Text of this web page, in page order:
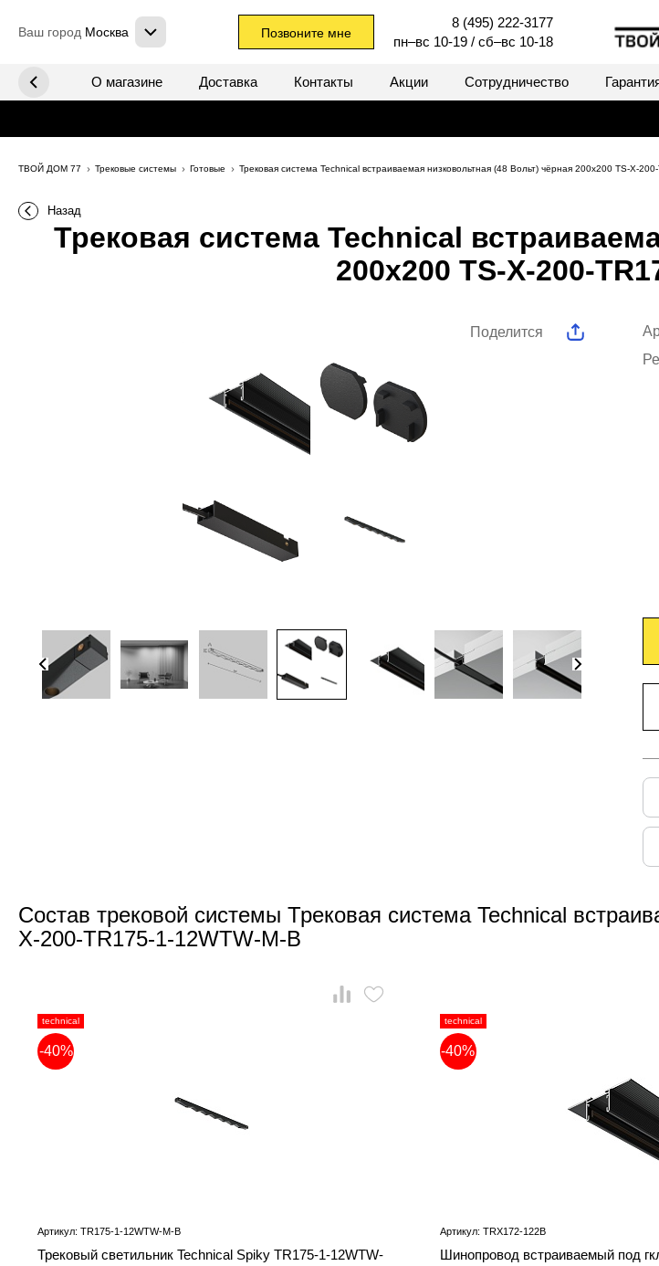
Ваш город Москва Позвоните мне
8 (495) 222-3177
пн–вс 10-19 / сб–вс 10-18
систем О магазине Доставка Контакты Акции Сотрудничество
ТВОЙ ДОМ 77 Трековые системы Готовые Трековая система Technical встраиваемая низковольтная (48 Вольт) чёрная 200x200 TS-X-
Назад
Трековая система Technical
200x200 TS-X-200-
Поделится
Состав трековой системы Трековая система Technical
X-200-TR175-1-12WTW-M-B
technical
-40%
Артикул: TR175-1-12WTW-M-B
Трековый светильник Technical Spiky TR175-1-12WTW-
technical
-40%
Артикул: TRX172-122B
Шинопровод встраиваемый под